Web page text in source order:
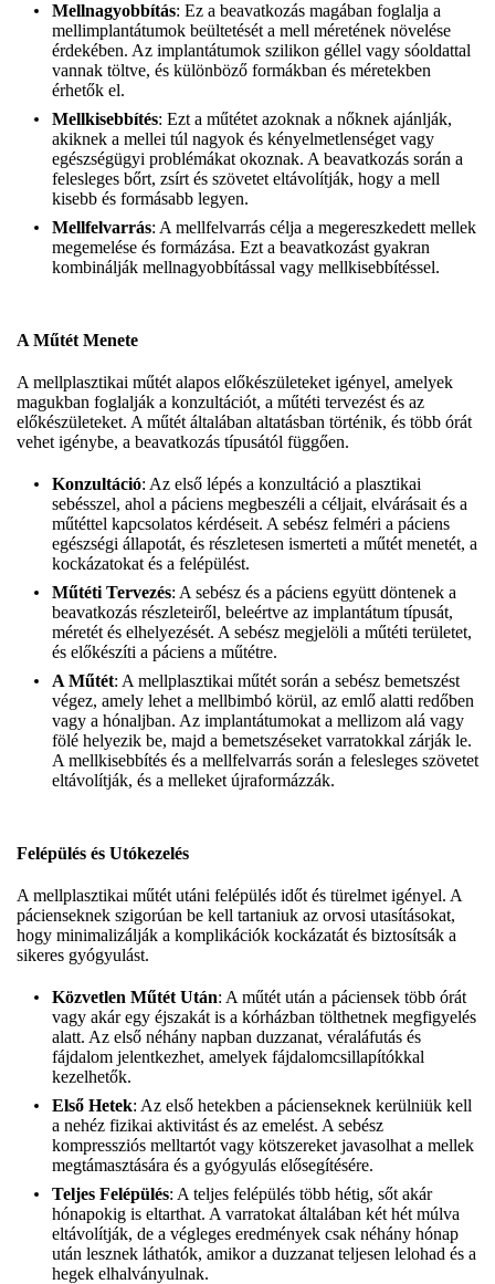
Mellnagyobbítás: Ez a beavatkozás magában foglalja a
mellimplantátumok beültetését a mell méretének növelése
érdekében. Az implantátumok szilikon géllel vagy sóoldattal
vannak töltve, és különböző formákban és méretekben
érhetők el.
Mellkisebbítés: Ezt a műtétet azoknak a nőknek ajánlják,
akiknek a mellei túl nagyok és kényelmetlenséget vagy
egészségügyi problémákat okoznak. A beavatkozás során a
felesleges bőrt, zsírt és szövetet eltávolítják, hogy a mell
kisebb és formásabb legyen.
Mellfelvarrás: A mellfelvarrás célja a megereszkedett mellek
megemelése és formázása. Ezt a beavatkozást gyakran
kombinálják mellnagyobbítással vagy mellkisebbítéssel.
A Műtét Menete
A mellplasztikai műtét alapos előkészületeket igényel, amelyek
magukban foglalják a konzultációt, a műtéti tervezést és az
előkészületeket. A műtét általában altatásban történik, és több órát
vehet igénybe, a beavatkozás típusától függően.
Konzultáció: Az első lépés a konzultáció a plasztikai
sebésszel, ahol a páciens megbeszéli a céljait, elvárásait és a
műtéttel kapcsolatos kérdéseit. A sebész felméri a páciens
egészségi állapotát, és részletesen ismerteti a műtét menetét, a
kockázatokat és a felépülést.
Műtéti Tervezés: A sebész és a páciens együtt döntenek a
beavatkozás részleteiről, beleértve az implantátum típusát,
méretét és elhelyezését. A sebész megjelöli a műtéti területet,
és előkészíti a páciens a műtétre.
A Műtét: A mellplasztikai műtét során a sebész bemetszést
végez, amely lehet a mellbimbó körül, az emlő alatti redőben
vagy a hónaljban. Az implantátumokat a mellizom alá vagy
fölé helyezik be, majd a bemetszéseket varratokkal zárják le.
A mellkisebbítés és a mellfelvarrás során a felesleges szövetet
eltávolítják, és a melleket újraformázzák.
Felépülés és Utókezelés
A mellplasztikai műtét utáni felépülés időt és türelmet igényel. A
pácienseknek szigorúan be kell tartaniuk az orvosi utasításokat,
hogy minimalizálják a komplikációk kockázatát és biztosítsák a
sikeres gyógyulást.
Közvetlen Műtét Után: A műtét után a páciensek több órát
vagy akár egy éjszakát is a kórházban tölthetnek megfigyelés
alatt. Az első néhány napban duzzanat, véraláfutás és
fájdalom jelentkezhet, amelyek fájdalomcsillapítókkal
kezelhetők.
Első Hetek: Az első hetekben a pácienseknek kerülniük kell
a nehéz fizikai aktivitást és az emelést. A sebész
kompressziós melltartót vagy kötszereket javasolhat a mellek
megtámasztására és a gyógyulás elősegítésére.
Teljes Felépülés: A teljes felépülés több hétig, sőt akár
hónapokig is eltarthat. A varratokat általában két hét múlva
eltávolítják, de a végleges eredmények csak néhány hónap
után lesznek láthatók, amikor a duzzanat teljesen lelohad és a
hegek elhalványulnak.